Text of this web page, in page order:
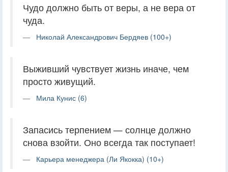
Чудо должно быть от веры, а не вера от
чуда.
Николай Александрович Бердяев (100+)
Выживший чувствует жизнь иначе, чем
просто живущий.
Мила Кунис (6)
Запасись терпением — солнце должно
снова взойти. Оно всегда так поступает!
Карьера менеджера (Ли Якокка) (10+)